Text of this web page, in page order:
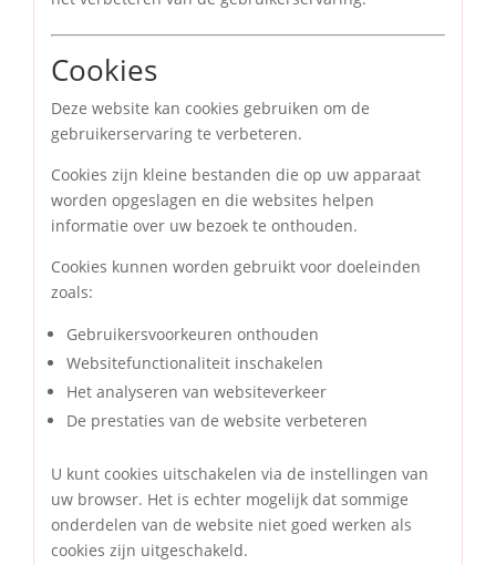
Cookies
Deze website kan cookies gebruiken om de
gebruikerservaring te verbeteren.
Cookies zijn kleine bestanden die op uw apparaat
worden opgeslagen en die websites helpen
informatie over uw bezoek te onthouden.
Cookies kunnen worden gebruikt voor doeleinden
zoals:
Gebruikersvoorkeuren onthouden
Websitefunctionaliteit inschakelen
Het analyseren van websiteverkeer
De prestaties van de website verbeteren
U kunt cookies uitschakelen via de instellingen van
uw browser. Het is echter mogelijk dat sommige
onderdelen van de website niet goed werken als
cookies zijn uitgeschakeld.